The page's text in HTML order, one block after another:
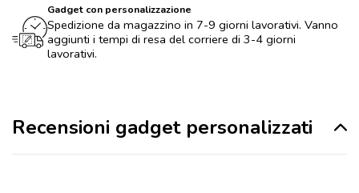
Gadget con personalizzazione
Spedizione da magazzino in 7-9 giorni lavorativi. Vanno
aggiunti i tempi di resa del corriere di 3-4 giorni
lavorativi.
Recensioni gadget personalizzati